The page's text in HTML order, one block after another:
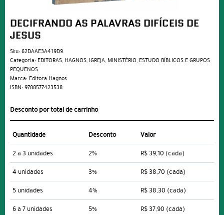
DECIFRANDO AS PALAVRAS DIFÍCEIS DE
JESUS
Sku: 62DAAE3A419D9
Categoria: EDITORAS, HAGNOS, IGREJA, MINISTÉRIO, ESTUDO BÍBLICOS E GRUPOS
PEQUENOS
Marca: Editora Hagnos
ISBN: 9788577423538
Desconto por total de carrinho
Quantidade Desconto
Valor
2 a 3 unidades
2% R$ 39,10 (cada)
4 unidades
3% R$ 38,70 (cada)
5 unidades
4% R$ 38,30 (cada)
6 a 7 unidades
5% R$ 37,90 (cada)